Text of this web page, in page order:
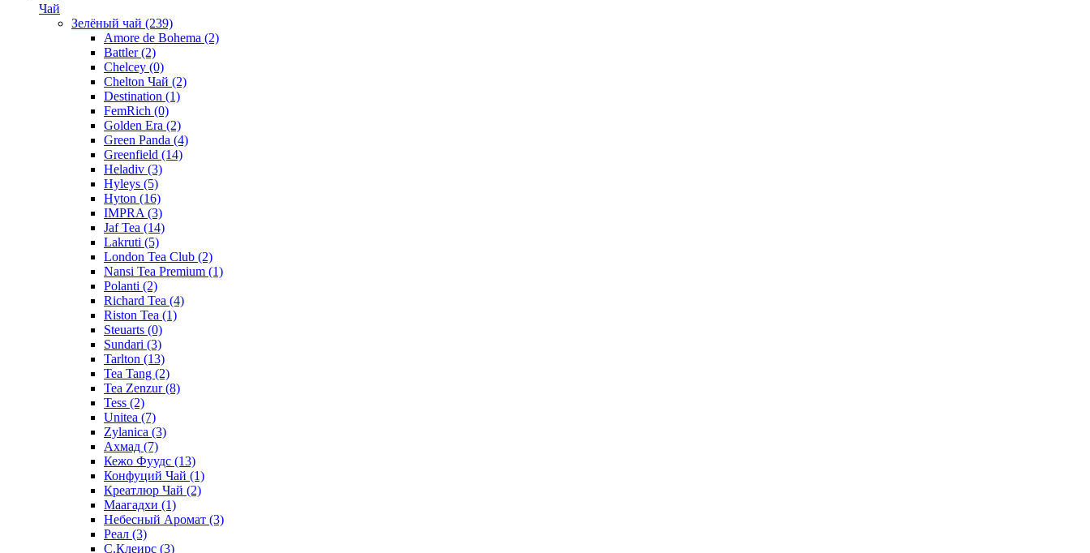
Чай
Зелёный чай (239)
Amore de Bohema (2)
Battler(2)
Chelcey (0)
Chelton Чай (2)
Destination (1)
FemRich (0)
Golden Era (2)
Green Panda (4)
Greenfield (14)
Heladiv (3)
Hyleys (5)
Hyton (16)
IMPRA (3)
Jaf Tea (14)
Lakruti (5)
London Tea Club (2)
Nansi Tea Premium (1)
Polanti (2)
Richard Tea (4)
Riston Tea (1)
Steuarts (0)
Sundari (3)
Tarlton (13)
Tea Tang (2)
Tea Zenzur(8)
Tess (2)
Unitea (7)
Zylanica (3)
Ахмад (7)
Кежо Фуудс (13)
Конфуций Чай (1)
Креатлюр Чай (2)
Маагадхи (1)
Небесный Аромат (3)
Реал (3)
С.Клеирс (3)